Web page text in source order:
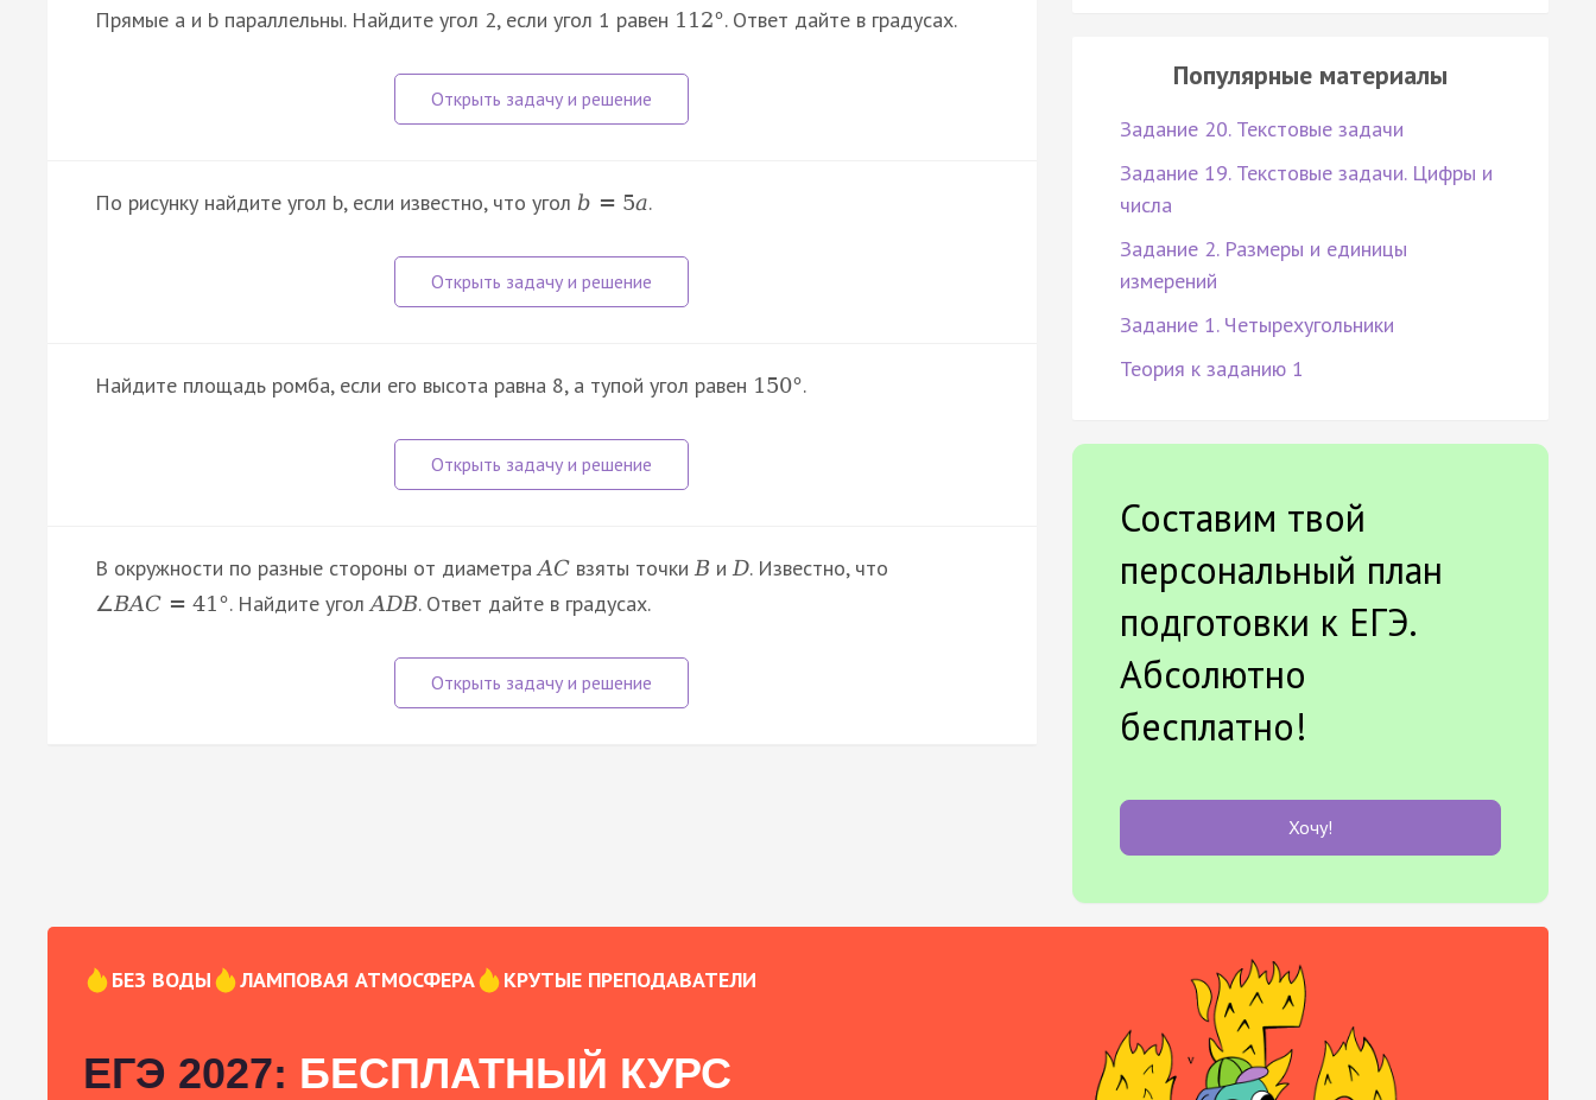
Прямые a и b параллельны. Найдите угол 2, если угол 1 равен 112°. Ответ дайте в градусах.
По рисунку найдите угол b, если известно, что угол b = 5a.
Найдите площадь ромба, если его высота равна 8, а тупой угол равен 150°.
В окружности по разные стороны от диаметраAC взяты точкиB иD. Известно, что
∠BAC = 41 °. Найдите уголADB. Ответ дайте в градусах.
Популярные материалы
Задание 20. Текстовые задачи
Задание 19. Текстовые задачи. Цифры и
числа
Задание 2. Размеры и единицы
измерений
Задание 1. Четырехугольники
Теория к заданию 1
Составим твой
персональный план
подготовки к ЕГЭ.
Абсолютно
бесплатно!
Хочу!
БЕЗ ВОДЫ ЛАМПОВАЯ АТМОСФЕРА КРУТЫЕ ПРЕПОДАВАТЕЛИ
ЕГЭ 2027: БЕСПЛАТНЫЙ КУРС